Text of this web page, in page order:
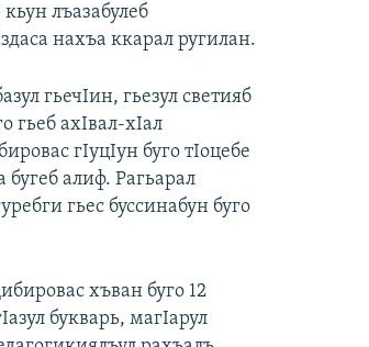
лъазабулеб
нахъа ккарал ругилан.
гьечIин, гьезул светияб
гьеб ахIвал-хIал
гIуцIун буго тIоцебе
бугеб алиф. Рагьарал
гьес буссинабун буго
хъван буго 12
букварь, магIарул